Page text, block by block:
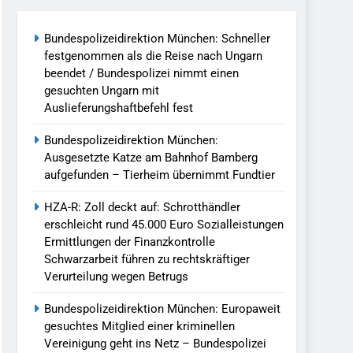
Vereinigung Geht Ins Netz –
In Saarbrücken
/ Bundespolizei Ermittelt Wegen
Fest / Mann Nach Gleissturz Verletzt
Kontrolle In Waidhaus Führt
Bundespolizei Stellt Auto
Bundespolizeidirektion München: Schneller
festgenommen als die Reise nach Ungarn
beendet / Bundespolizei nimmt einen
gesuchten Ungarn mit
Auslieferungshaftbefehl fest
Bundespolizeidirektion München:
Ausgesetzte Katze am Bahnhof Bamberg
aufgefunden – Tierheim übernimmt Fundtier
HZA-R: Zoll deckt auf: Schrotthändler
erschleicht rund 45.000 Euro Sozialleistungen
Ermittlungen der Finanzkontrolle
Schwarzarbeit führen zu rechtskräftiger
Verurteilung wegen Betrugs
Bundespolizeidirektion München: Europaweit
gesuchtes Mitglied einer kriminellen
Vereinigung geht ins Netz – Bundespolizei